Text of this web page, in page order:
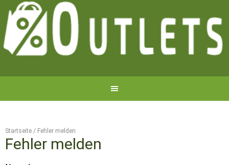
Startseite / Fehler melden
Fehler melden